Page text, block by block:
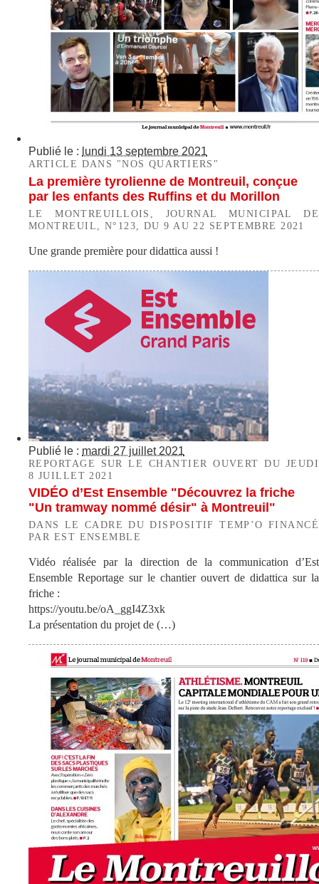
Publié le : lundi 13 septembre 2021
ARTICLE DANS "NOS QUARTIERS"
La première tyrolienne de Montreuil, conçue
par les enfants des Ruffins et du Morillon
LE MONTREUILLOIS, JOURNAL MUNICIPAL DE
MONTREUIL, N°123, DU 9 AU 22 SEPTEMBRE 2021
Une grande première pour didattica aussi !
Publié le : mardi 27 juillet 2021
REPORTAGE SUR LE CHANTIER OUVERT DU JEUDI
8 JUILLET 2021
VIDÉO d’Est Ensemble "Découvrez la friche
"Un tramway nommé désir" à Montreuil"
DANS LE CADRE DU DISPOSITIF TEMP’O FINANCÉ
PAR EST ENSEMBLE
Vidéo réalisée par la direction de la communication d’Est
Ensemble Reportage sur le chantier ouvert de didattica sur la
friche :
https://youtu.be/oA_ggI4Z3xk
La présentation du projet de (…)